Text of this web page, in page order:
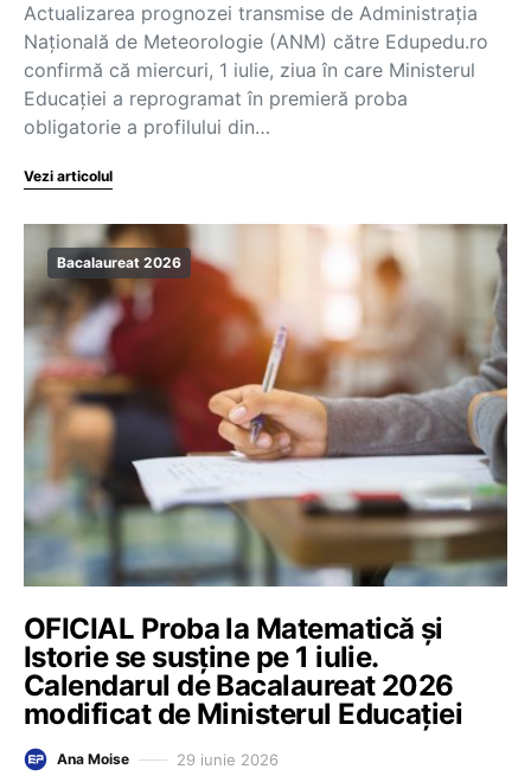
Actualizarea prognozei transmise de Administrația
Națională de Meteorologie (ANM) către Edupedu.ro
confirmă că miercuri, 1 iulie, ziua în care Ministerul
Educației a reprogramat în premieră proba
obligatorie a profilului din…
Vezi articolul
Bacalaureat 2026
OFICIAL Proba la Matematică și
Istorie se susține pe 1 iulie.
Calendarul de Bacalaureat 2026
modificat de Ministerul Educației
Ana Moise 29 iunie 2026